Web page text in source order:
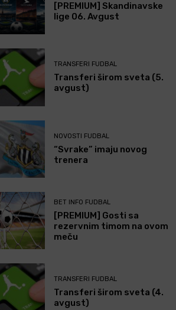
[PREMIUM] Skandinavske
lige 06. Avgust
TRANSFERI FUDBAL
Transferi širom sveta (5.
avgust)
NOVOSTI FUDBAL
“Svrake” imaju novog
trenera
BET INFO FUDBAL
[PREMIUM] Gosti sa
rezervnim timom na ovom
meču
TRANSFERI FUDBAL
Transferi širom sveta (4.
avgust)